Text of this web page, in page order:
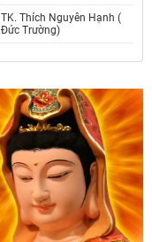
TK. Thích Nguyên Hạnh (
Đức Trường)